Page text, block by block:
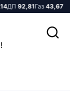
ДП92,81Газ43,67